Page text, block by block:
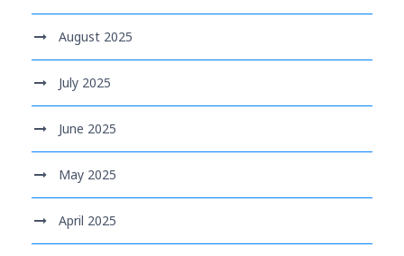
August 2025
July 2025
June 2025
May 2025
April 2025